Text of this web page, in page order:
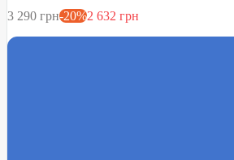
3 290 грн-20%2 632 грн